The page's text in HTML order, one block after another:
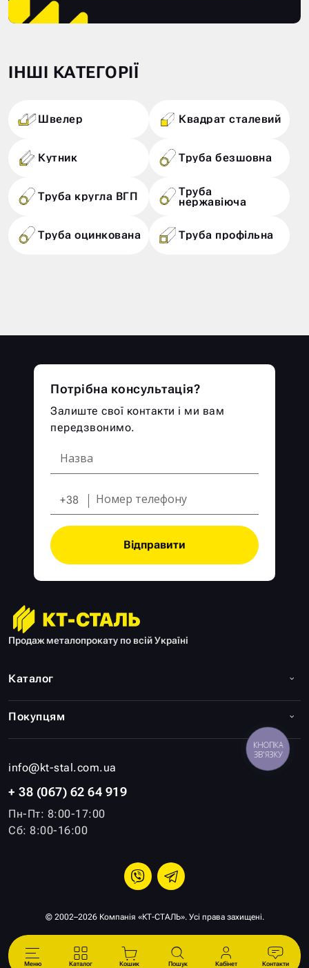
ІНШІ КАТЕГОРІЇ
Швелер Квадрат сталевий
Кутник Труба безшовна
Труба кругла ВГП Труба
нержавіюча
Труба оцинкована Труба профільна
Продаж металопрокату по всій Україні
info@kt-stal.com.ua
+ 38 (067) 62 64 919
Пн-Пт: 8:00-17:00
Сб: 8:00-16:00
Каталог
Покупцям
Потрібна консультація?
Залиште свої контакти і ми вам
передзвонимо.
+38
Відправити
© 2002–2026 Компанія «КТ-СТАЛЬ». Усі права захищені.
Меню Каталог Кошик Пошук Кабінет Контакти
КНОПКА
ЗВ'ЯЗКУ